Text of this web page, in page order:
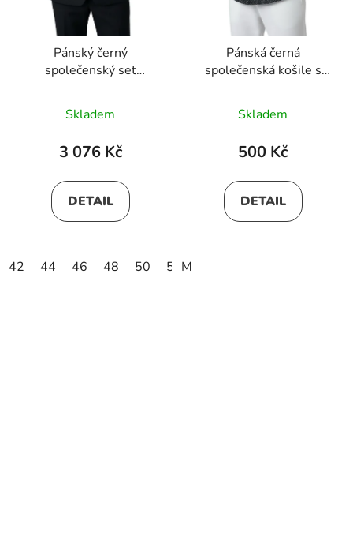
Pánský černý
společenský set
Skladem
3 076 Kč
DETAIL
42 44 46 48 50 52
Pánská černá
společenská košile s
Skladem
500 Kč
DETAIL
M